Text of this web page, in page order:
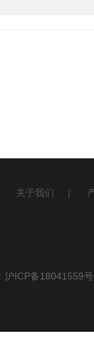
关于我们 |
沪ICP备18041559